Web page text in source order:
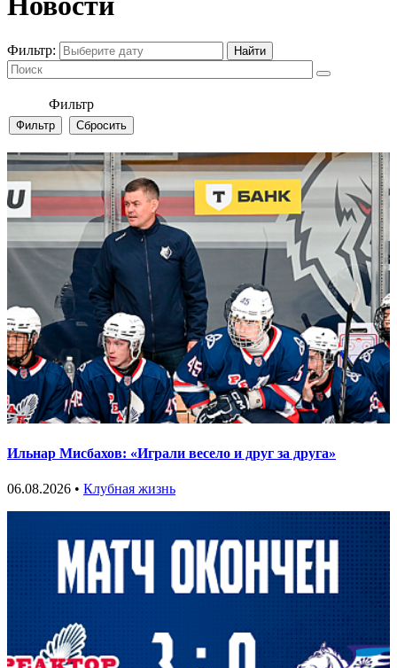
Фильтр:
Фильтр
Ильнар Мисбахов: «Играли весело и друг за друга»
06.08.2026 • Клубная жизнь